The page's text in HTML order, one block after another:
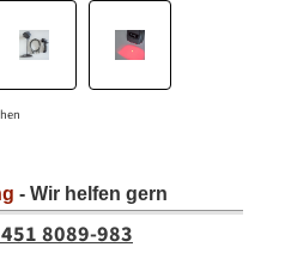
- Wir helfen gern
8089-983